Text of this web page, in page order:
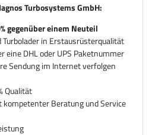
Turbosystems GmbH:
gegenüber einem Neuteil
in Erstausrüsterqualität
eine DHL oder UPS Paketnummer
Sendung im Internet verfolgen
Qualität
Beratung und Service